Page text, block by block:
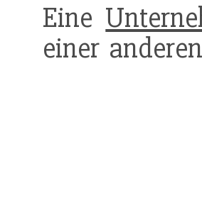
Eine
einer